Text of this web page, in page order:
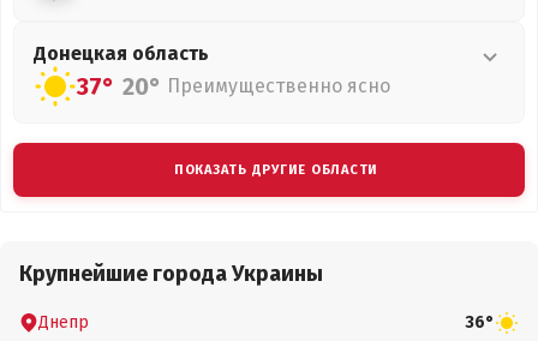
Донецкая область
37° 20° Преимущественно ясно
ПОКАЗАТЬ ДРУГИЕ ОБЛАСТИ
Крупнейшие города Украины
Днепр 36°